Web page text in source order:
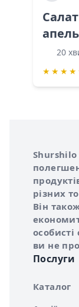
20
★ ★ ★ ★
Про
Shurshilo
різних
Він
ви не
Послуги
Каталог